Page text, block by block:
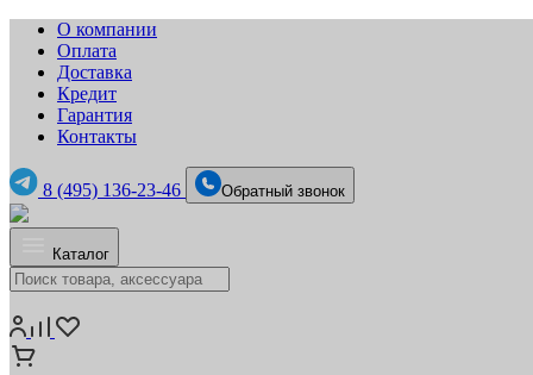
О компании
Оплата
Доставка
Кредит
Гарантия
Контакты
8 (495) 136-23-46 Обратный звонок
Каталог